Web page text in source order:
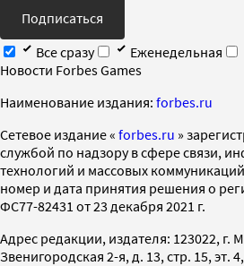
Подписаться
Все сразу
Еженедельная
Новости Forbes Games
Наименование издания: forbes.ru
Cетевое издание « forbes.ru »
службой по надзору в сфере связи,
технологий и массовых
номер и дата принятия решения о
ФС77-82431 от 23 декабря 2021 г.
Адрес редакции, издателя: 123022, г.
Звенигородская 2-я, д. 13, стр. 15, эт.